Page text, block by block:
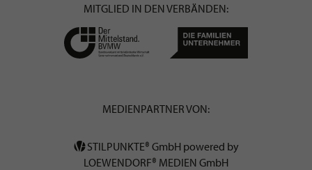
MITGLIED IN DEN VERBÄNDEN:
MEDIENPARTNER VON:
STILPUNKTE® GmbH powered by
LOEWENDORF® MEDIEN GmbH